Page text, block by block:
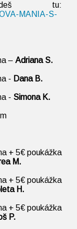
tu:
MANIA-S-
– Adriana S.
- Dana B.
- Simona K.
+ 5€ poukážka
M.
+ 5€ poukážka
H.
+ 5€ poukážka
P.